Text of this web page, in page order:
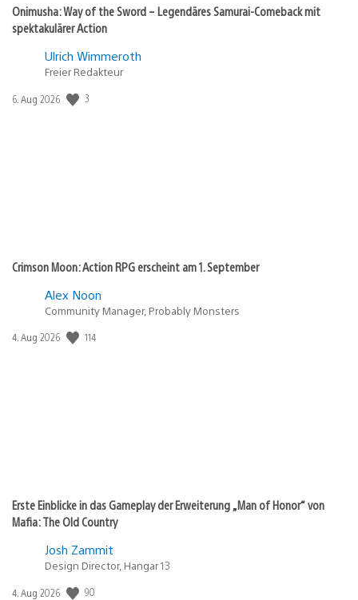
Onimusha: Way of the Sword – Legendäres Samurai-Comeback mit
spektakulärer Action
Ulrich Wimmeroth
Freier Redakteur
Veröffentlichungsdatum:
6. Aug 2026 3
Crimson Moon: Action RPG erscheint am 1. September
Alex Noon
Community Manager, Probably Monsters
Veröffentlichungsdatum:
4. Aug 2026 114
Erste Einblicke in das Gameplay der Erweiterung „Man of Honor“ von
Mafia: The Old Country
Josh Zammit
Design Director, Hangar 13
Veröffentlichungsdatum:
4. Aug 2026 90